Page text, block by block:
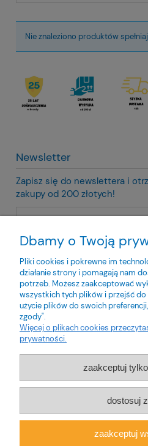
Nie znaleziono produktów
Newsletter
Zapisz się do newslettera i
zakupy od 200 złotych!
Twoje dane będą przetwarzane
prywatności
Moje
Dbamy o Twoją
Pliki cookies i pokrewne im
działanie strony i pomagają nam
potrzeb. Możesz zaakceptować
wszystkich tych plików i przejść
użycie plików do swoich
zgody".
Więcej o plikach cookies
prywatności.
zaakceptuj
dostosuj
zaakceptuj